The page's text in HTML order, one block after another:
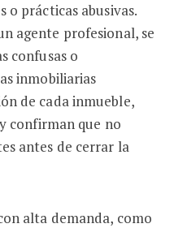
prácticas abusivas.
agente profesional, se
confusas o
inmobiliarias
de cada inmueble,
confirman que no
antes de cerrar la
alta demanda, como